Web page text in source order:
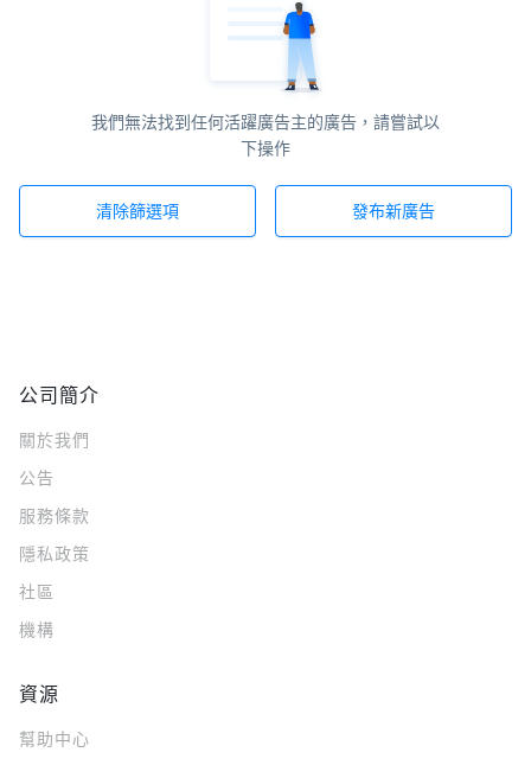
我們無法找到任何活躍廣告主的廣告，請嘗試以
下操作
清除篩選項 發布新廣告
公司簡介
關於我們
公告
服務條款
隱私政策
社區
機構
資源
幫助中心